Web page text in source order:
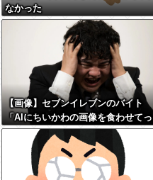
なかった
【画像】セブンイレブンのバイト
「AIにちいかわの画像を食わせてっ
と………できた！」→とんでもない
ものが出来上がってしまうw w w w